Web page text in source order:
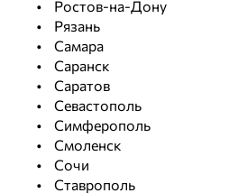
Ростов-на-Дону
Рязань
Самара
Саранск
Саратов
Севастополь
Симферополь
Смоленск
Сочи
Ставрополь